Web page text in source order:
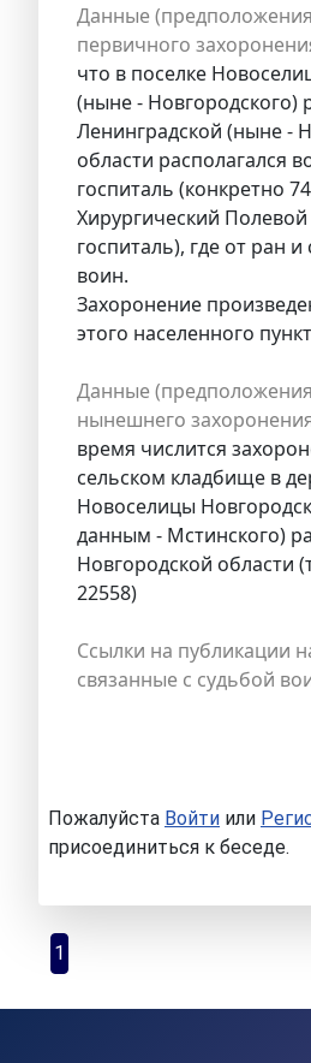
Данные
первичного
что в поселке
(ныне - Новгородского)
Ленинградской (ныне -
области располагался
госпиталь (конкретно
Хирургический
госпиталь), где от ран и
воин.
Захоронение
этого населенного
Данные
нынешнего
время числится
сельском кладбище в
Новоселицы
данным - Мстинского)
Новгородской области
22558)
Ссылки на публикации
связанные с судьбой
Пожалуйста Войти или
присоединиться к беседе.
1